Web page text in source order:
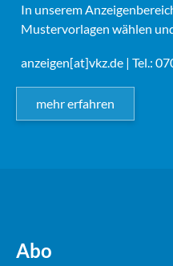
In unserem
Mustervorlagen wählen
anzeigen[at]vkz.de | Tel.:
mehr erfahren
Abo